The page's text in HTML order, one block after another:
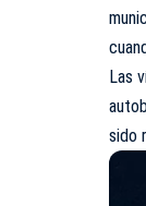
Las
sido